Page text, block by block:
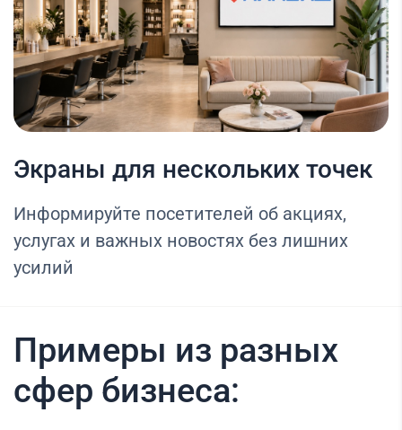
Экраны для нескольких точек
Информируйте посетителей об акциях,
услугах и важных новостях без лишних
усилий
Примеры из разных
сфер бизнеса: